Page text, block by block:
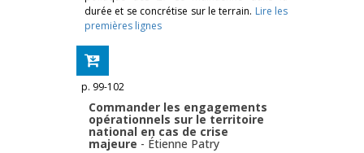
durée et se concrétise sur le terrain. Lire les
premières lignes
p. 99-102
Commander les engagements
opérationnels sur le territoire
national en cas de crise
majeure - Étienne Patry